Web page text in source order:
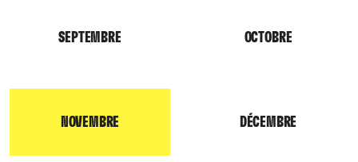
SEPTEMBRE OCTOBRE
NOVEMBRE DÉCEMBRE